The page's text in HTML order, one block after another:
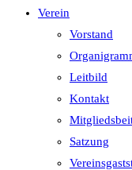
Verein
Vorstand
Leitbild
Kontakt
Satzung